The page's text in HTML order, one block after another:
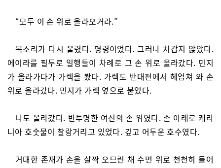
“모두 이 손 위로 올라오거라.”
목소리가 다시 울렸다. 명령이었다. 그러나 차갑지 않았다.
에이라를 필두로 일행들이 차례로 그 손 위로 올라갔다. 민지
가 올라가다가 가렉을 봤다. 가렉도 반대편에서 헤엄쳐 와 손
위로 올라갔다. 민지가 가렉 옆으로 붙었다.
나도 올라갔다. 반투명한 여신의 손 위였다. 손 아래로 케라
니아 호숫물이 찰랑거리고 있었다. 깊고 어두운 호수였다.
거대한 존재가 손을 살짝 오므린 채 수면 위로 천천히 들어